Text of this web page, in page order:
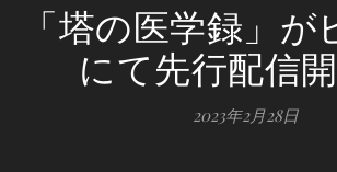
「塔の医学録」が
にて先行配信開
2023年2月28日